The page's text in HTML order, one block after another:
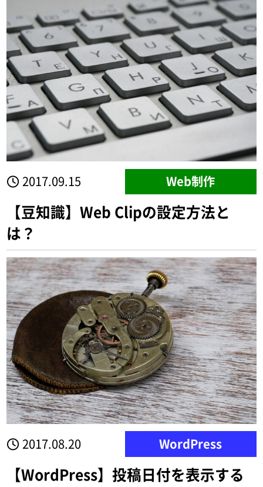
2017.09.15 Web制作
【豆知識】Web Clipの設定方法と
は？
2017.08.20 WordPress
【WordPress】投稿日付を表示する